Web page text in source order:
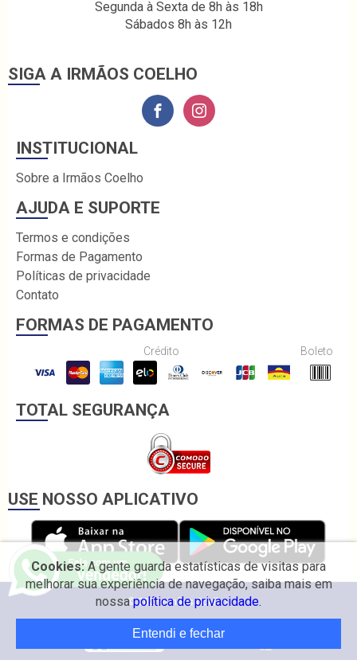
Segunda à Sexta de 8h às 18h
Sábados 8h às 12h
SIGA A IRMÃOS COELHO
INSTITUCIONAL
Sobre a Irmãos Coelho
AJUDA E SUPORTE
Termos e condições
Formas de Pagamento
Políticas de privacidade
Contato
FORMAS DE PAGAMENTO
Crédito Boleto
TOTAL SEGURANÇA
USE NOSSO APLICATIVO
Cookies:A gente guarda estatísticas de visitas para
melhorar sua experiência de navegação, saiba mais em
nossapolítica de privacidade.
Entendi e fechar
© 2026 Irmãos Coelho.
Desenvolvido por